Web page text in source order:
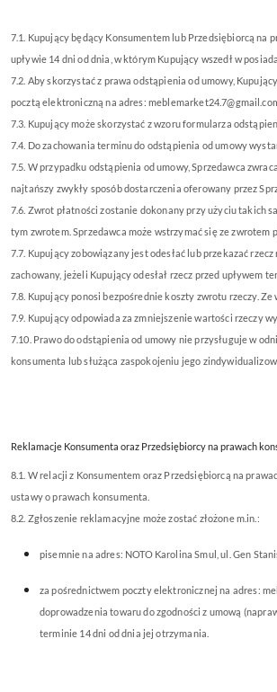
7.1. Kupujący będący Konsumentem lub Przedsiębiorcą na
upływie 14 dni od dnia, w którym Kupujący wszedł w
7.2. Aby skorzystać z prawa odstąpienia od umowy,
pocztą elektroniczną na adres:
7.3. Kupujący może skorzystać z wzoru formularza
7.4. Do zachowania terminu do odstąpienia od umowy
7.5 . W przypadku odstąpienia od umowy, Sprzedawca
najtańszy zwykły sposób dostarczenia oferowany przez
7.6. Zwrot płatności zostanie dokonany przy użyciu takich
tym zwrotem. Sprzedawca może wstrzymać się ze zwrotem
7.7. Kupujący zobowiązany jest odesłać lub przekazać
zachowany, jeżeli Kupujący odesłał rzecz przed upływem
7.8. Kupujący ponosi bezpośrednie koszty zwrotu rzeczy.
7.9. Kupujący odpowiada za zmniejszenie wartości rzeczy
7.10. Prawo do odstąpienia od umowy nie przysługuje w
konsumenta lub służąca zaspokojeniu jego
Reklamacje Konsumenta oraz Przedsiębiorcy na prawach
8.1. W relacji z Konsumentem oraz Przedsiębiorcą na
ustawy o prawach konsumenta.
8.2. Zgłoszenie reklamacyjne może zostać złożone m.in.:
pisemnie na adres: NOTO Karolina Smul, ul. Gen
za pośrednictwem poczty elektronicznej na adres:
doprowadzenia towaru do zgodności z umową
terminie 14 dni od dnia jej otrzymania.